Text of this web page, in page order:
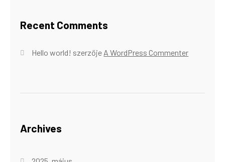
Recent Comments
Hello world! szerzője A WordPress Commenter
Archives